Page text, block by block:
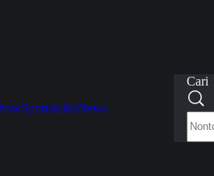
SportsKidsNews
Cari